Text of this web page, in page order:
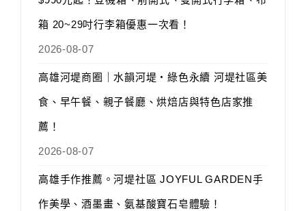
箱 20~29吋行李箱優惠一次看！
2026-08-07
高雄河堤商圈｜水韻河堤‧綠色永續 河堤社區美
食、早午餐、親子餐廳、烘焙店與特色店家推
薦！
2026-08-07
高雄手作推薦。河堤社區 JOYFUL GARDEN手
作美學、酒墨畫、氨基酸寶石皂體驗！